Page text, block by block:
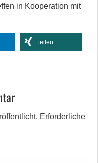
in Kooperation mit
teilen
Erforderliche